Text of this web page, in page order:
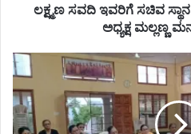
ಲಕ್ಷ್ಮಣ ಸವದಿ ಇವರಿಗೆ ಸಚಿವ
ಅಧ್ಯಕ್ಷ ಮಲ್ಲಣ್ಣ